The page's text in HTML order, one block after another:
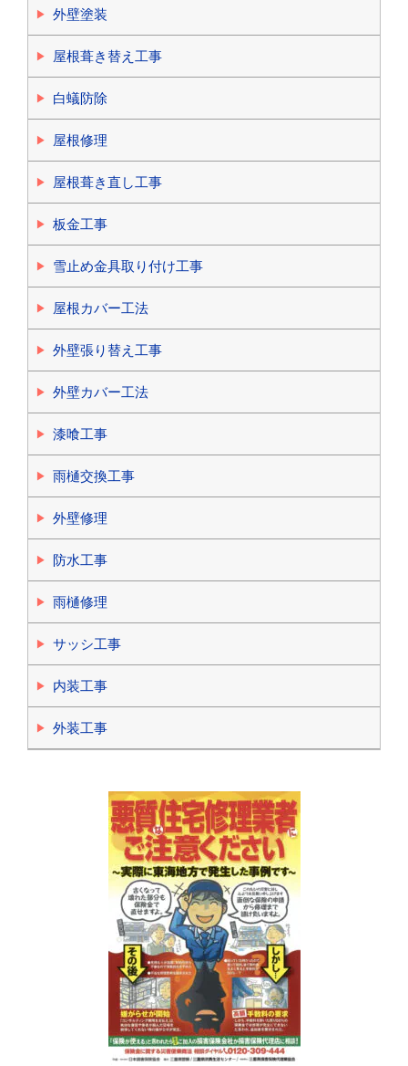
外壁塗装
屋根葺き替え工事
白蟻防除
屋根修理
屋根葺き直し工事
板金工事
雪止め金具取り付け工事
屋根カバー工法
外壁張り替え工事
外壁カバー工法
漆喰工事
雨樋交換工事
外壁修理
防水工事
雨樋修理
サッシ工事
内装工事
外装工事